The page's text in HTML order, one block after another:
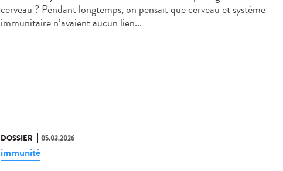
cerveau ? Pendant longtemps, on pensait que cerveau et système
immunitaire n’avaient aucun lien...
DOSSIER 05.03.2026
immunité